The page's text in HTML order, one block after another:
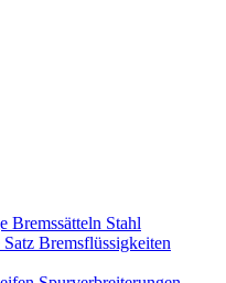
Bremssätteln Stahl
Bremsflüssigkeiten